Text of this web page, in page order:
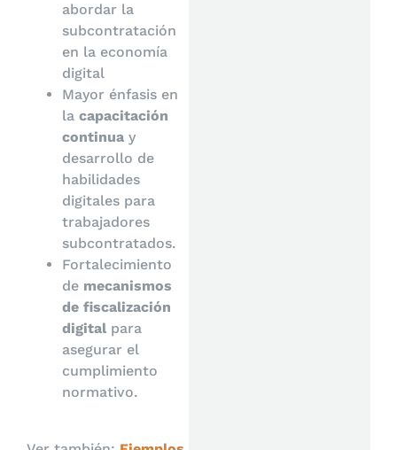
abordar la
subcontratación
en la economía
digital
Mayor énfasis en
la capacitación
continua y
desarrollo de
habilidades
digitales para
trabajadores
subcontratados.
Fortalecimiento
de mecanismos
de fiscalización
digital para
asegurar el
cumplimiento
normativo.